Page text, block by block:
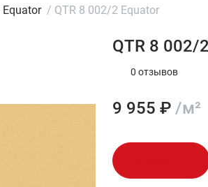
/ QTR 8 002/2 Equator
QTR 8 002/
0 отзывов
9 955 ₽ /м²